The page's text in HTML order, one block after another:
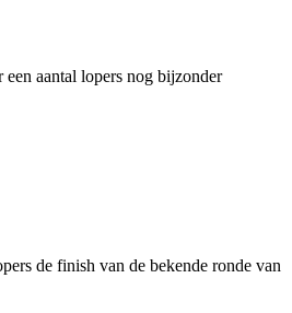
aantal lopers nog bijzonder
de finish van de bekende ronde van